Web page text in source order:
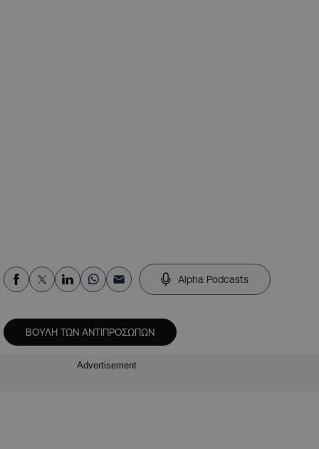
Alpha Podcasts
ΒΟΥΛΗ ΤΩΝ ΑΝΤΙΠΡΟΣΩΠΩΝ
Advertisement